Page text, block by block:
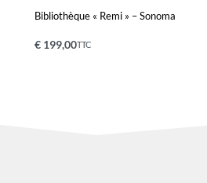
Bibliothèque « Remi » – Sonoma
€ 199,00TTC